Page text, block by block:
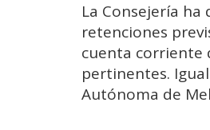
La Consejería
retenciones
cuenta corriente
pertinentes.
Autónoma de